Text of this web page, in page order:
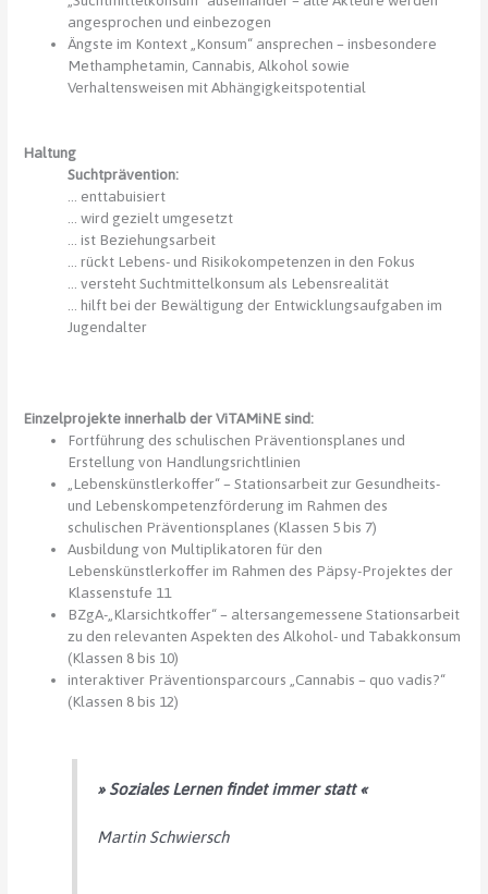
angesprochen und einbezogen
Ängste im Kontext „Konsum“ ansprechen – insbesondere
Methamphetamin, Cannabis, Alkohol sowie
Verhaltensweisen mit Abhängigkeitspotential
Haltung
Suchtprävention:
… enttabuisiert
… wird gezielt umgesetzt
… ist Beziehungsarbeit
… rückt Lebens- und Risikokompetenzen in den Fokus
… versteht Suchtmittelkonsum als Lebensrealität
… hilft bei der Bewältigung der Entwicklungsaufgaben im
Jugendalter
Einzelprojekte innerhalb der ViTAMiNE sind:
Fortführung des schulischen Präventionsplanes und
Erstellung von Handlungsrichtlinien
„Lebenskünstlerkoffer“ – Stationsarbeit zur Gesundheits-
und Lebenskompetenzförderung im Rahmen des
schulischen Präventionsplanes (Klassen 5 bis 7)
Ausbildung von Multiplikatoren für den
Lebenskünstlerkoffer im Rahmen des Päpsy-Projektes der
Klassenstufe 11
BZgA-„Klarsichtkoffer“ – altersangemessene Stationsarbeit
zu den relevanten Aspekten des Alkohol- und Tabakkonsum
(Klassen 8 bis 10)
interaktiver Präventionsparcours „Cannabis – quo vadis?“
(Klassen 8 bis 12)
» Soziales Lernen findet immer statt «
Martin Schwiersch